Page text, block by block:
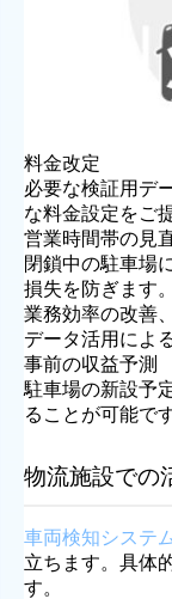
料金改定
必要な検証用デ
な料金設定をご
営業時間帯の見
閉鎖中の駐車場
損失を防ぎます。
業務効率の改善
データ活用によ
事前の収益予測
駐車場の新設予
ることが可能です
物流施設での
車両検知システ
立ちます。具体
す。